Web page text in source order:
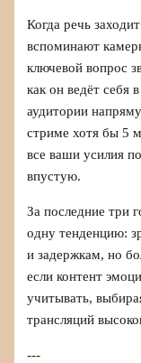
Когда речь
вспоминают
ключевой вопрос
как он ведёт себя
аудитории
стриме хотя бы 5
все ваши усилия
впустую.
За последние три
одну тенденцию:
и задержкам, но
если контент
учитывать,
трансляций
---